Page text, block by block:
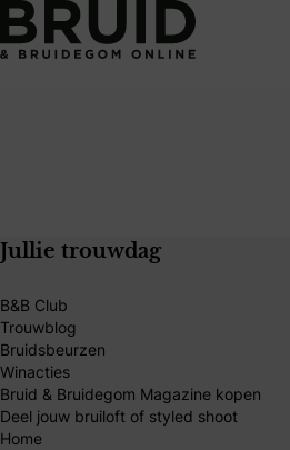
Jullie trouwdag
B&B Club
Trouwblog
Bruidsbeurzen
Winacties
Bruid & Bruidegom Magazine kopen
Deel jouw bruiloft of styled shoot
Home